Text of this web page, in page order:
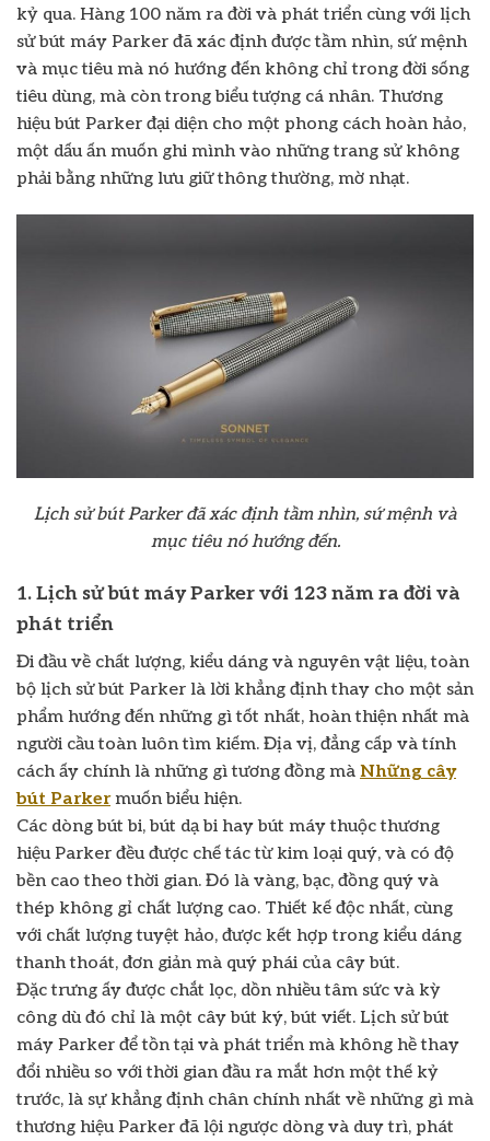
kỷ qua. Hàng 100 năm ra đời và phát triển cùng với lịch
sử bút máy Parker đã xác định được tầm nhìn, sứ mệnh
và mục tiêu mà nó hướng đến không chỉ trong đời sống
tiêu dùng, mà còn trong biểu tượng cá nhân. Thương
hiệu bút Parker đại diện cho một phong cách hoàn hảo,
một dấu ấn muốn ghi mình vào những trang sử không
phải bằng những lưu giữ thông thường, mờ nhạt.
Lịch sử bút Parker đã xác định tầm nhìn, sứ mệnh và
mục tiêu nó hướng đến.
1. Lịch sử bút máy Parker với 123 năm ra đời và
phát triển
Đi đầu về chất lượng, kiểu dáng và nguyên vật liệu, toàn
bộ lịch sử bút Parker là lời khẳng định thay cho một sản
phẩm hướng đến những gì tốt nhất, hoàn thiện nhất mà
người cầu toàn luôn tìm kiếm. Địa vị, đẳng cấp và tính
cách ấy chính là những gì tương đồng mà Những cây
bút Parkermuốn biểu hiện.
Các dòng bút bi, bút dạ bi hay bút máy thuộc thương
hiệu Parker đều được chế tác từ kim loại quý, và có độ
bền cao theo thời gian. Đó là vàng, bạc, đồng quý và
thép không gỉ chất lượng cao. Thiết kế độc nhất, cùng
với chất lượng tuyệt hảo, được kết hợp trong kiểu dáng
thanh thoát, đơn giản mà quý phái của cây bút.
Đặc trưng ấy được chắt lọc, dồn nhiều tâm sức và kỳ
công dù đó chỉ là một cây bút ký, bút viết. Lịch sử bút
máy Parker để tồn tại và phát triển mà không hề thay
đổi nhiều so với thời gian đầu ra mắt hơn một thế kỷ
trước, là sự khẳng định chân chính nhất về những gì mà
thương hiệu Parker đã lội ngược dòng và duy trì, phát